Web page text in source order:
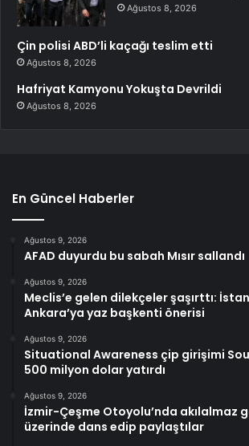
Ağustos 8, 2026
Çin polisi ABD’li kaçağı teslim etti
Ağustos 8, 2026
Hafriyat Kamyonu Yokuşta Devrildi
Ağustos 8, 2026
En Güncel Haberler
Ağustos 9, 2026
AFAD duyurdu bu sabah Mısır sallandı
Ağustos 9, 2026
Meclis’e gelen dilekçeler şaşırttı:
Ankara’ya yaz başkenti önerisi
Ağustos 9, 2026
Situational Awareness çip girişimi
500 milyon dolar yatırdı
Ağustos 9, 2026
İzmir-Çeşme Otoyolu’nda akılalmaz
üzerinde dans edip paylaştılar